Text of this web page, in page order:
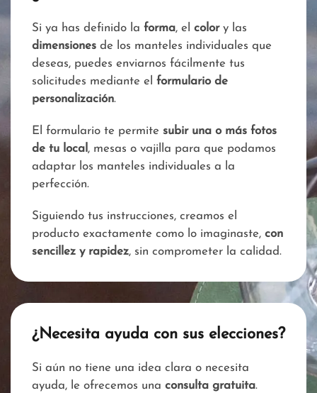
Si ya has definido la forma, el colory las
dimensiones de los manteles individuales que
deseas, puedes enviarnos fácilmente tus
solicitudes mediante el formulario de
personalización.
El formulario te permite subir una o más fotos
de tu local , mesas o vajilla para que podamos
adaptar los manteles individuales a la
perfección.
Siguiendo tus instrucciones, creamos el
producto exactamente como lo imaginaste, con
sencillez y rapidez, sin comprometer la calidad.
¿Necesita ayuda con sus elecciones?
Si aún no tiene una idea clara o necesita
ayuda, le ofrecemos una consulta gratuita.